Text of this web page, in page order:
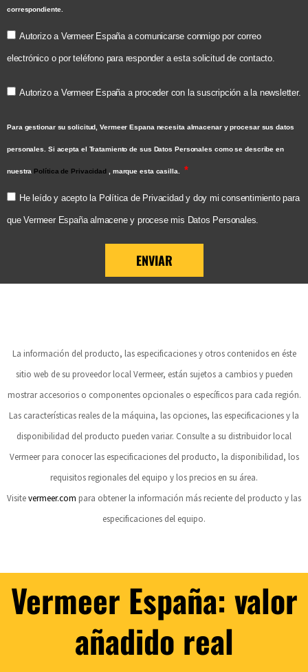
correspondiente.
Autorizo a Vermeer España a comunicarse conmigo por correo
electrónico o por teléfono para responder a esta solicitud de contacto.
Autorizo a Vermeer España a proceder con la suscripción a la newsletter.
Para gestionar su solicitud, Vermeer Espana necesita almacenar y procesar sus datos
personales. Si acepta el Tratamiento de sus Datos Personales como se describe en
nuestra Política de Privacidad , marque esta casilla.
He leído y acepto la Política de Privacidad y doy mi consentimiento para
que Vermeer España almacene y procese mis Datos Personales.
ENVIAR
La información del producto, las especificaciones y otros contenidos en éste
sitio web de su proveedor local Vermeer, están sujetos a cambios y pueden
mostrar accesorios o componentes opcionales o específicos para cada región.
Las características reales de la máquina, las opciones, las especificaciones y la
disponibilidad del producto pueden variar. Consulte a su distribuidor local
Vermeer para conocer las especificaciones del producto, la disponibilidad, los
requisitos regionales del equipo y los precios en su área.
Visitevermeer.com para obtener la información más reciente del producto y las
especificaciones del equipo.
Vermeer España: valor
añadido real